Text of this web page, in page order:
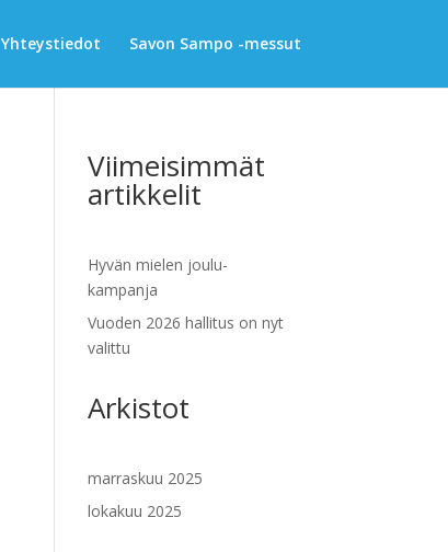
Yhteystiedot Savon Sampo -messut
Viimeisimmät
artikkelit
Hyvän mielen joulu-
kampanja
Vuoden 2026 hallitus on nyt
valittu
Arkistot
marraskuu 2025
lokakuu 2025